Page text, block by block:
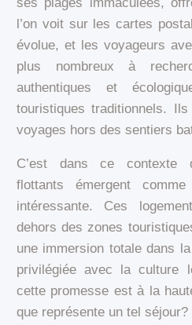
l’on voit sur les cartes
évolue, et les voyageurs
plus nombreux à
authentiques et
touristiques traditionnels.
voyages hors des sentiers
C’est dans ce contexte
flottants émergent
intéressante. Ces
dehors des zones
une immersion totale dans
privilégiée avec la culture
cette promesse est à la
que représente un tel séjour?